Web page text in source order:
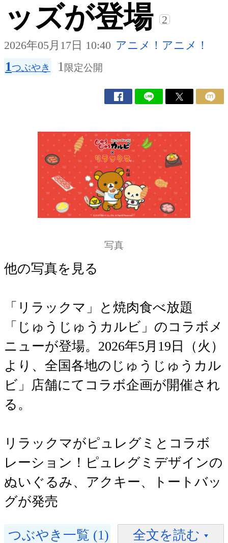
ッズが登場
2
2026年05月17日 10:40 アニメ！アニメ！
1つぶやき 1 限定公開
写真
他の写真を見る
「リラックマ」と焼肉食べ放題
「じゅうじゅうカルビ」のコラボメ
ニューが登場。2026年5月19日（火）
より、全国各地のじゅうじゅうカル
ビ」店舗にてコラボ企画が開催され
る。
リラックマがピュレグミとコラボ
レーション！ピュレグミデザインの
ぬいぐるみ、アクキー、トートバッ
グが発売
つぶやき一覧 (1) 全文を読む